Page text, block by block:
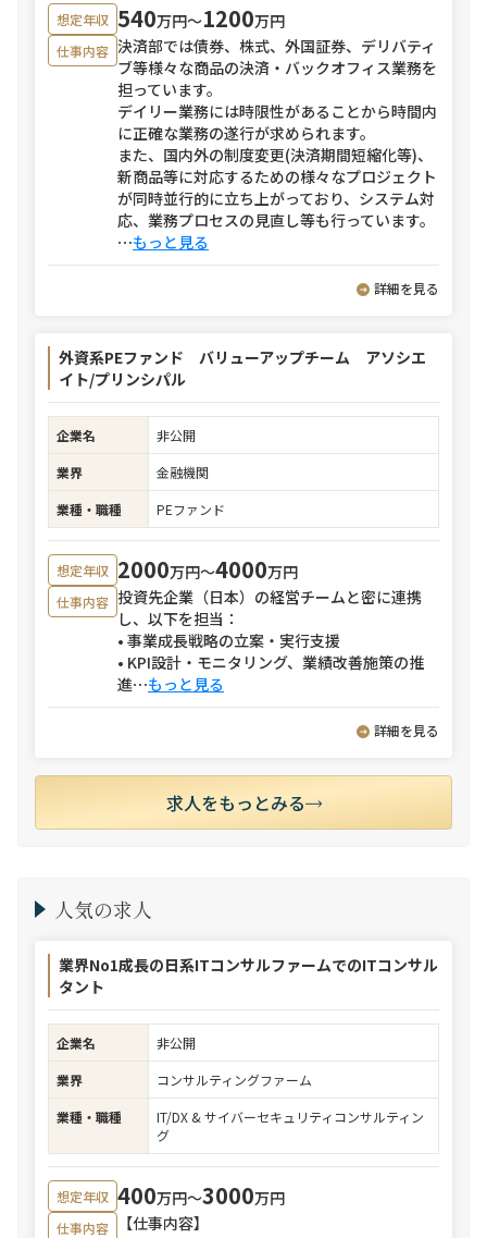
想定年収 540万円〜1200万円
仕事内容 決済部では債券、株式、外国証券、デリバティ
ブ等様々な商品の決済・バックオフィス業務を
担っています。
デイリー業務には時限性があることから時間内
に正確な業務の遂行が求められます。
また、国内外の制度変更(決済期間短縮化等)、
新商品等に対応するための様々なプロジェクト
が同時並行的に立ち上がっており、システム対
応、業務プロセスの見直し等も行っています。
⋯もっと見る
詳細を見る
外資系PEファンド バリューアップチーム アソシエ
イト/プリンシパル
企業名
非公開
業界
金融機関
業種・職種
PEファンド
想定年収 2000万円〜4000万円
仕事内容 投資先企業（日本）の経営チームと密に連携
し、以下を担当：
• 事業成長戦略の立案・実行支援
• KPI設計・モニタリング、業績改善施策の推
進⋯もっと見る
詳細を見る
求人をもっとみる
人気の求人
業界No1成長の日系ITコンサルファームでのITコンサル
タント
企業名
非公開
業界
コンサルティングファーム
業種・職種
IT/DX & サイバーセキュリティコンサルティン
グ
想定年収 400万円〜3000万円
仕事内容
【仕事内容】